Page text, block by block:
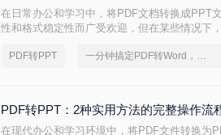
在日常办公和学习中，将PDF文档转换成PPT
性和格式稳定性而广受欢迎，但在某些情况下
成PPT的实用方法。
PDF转PPT 一分钟搞定PDF转Word，这2种简单方法，任意选择
PDF转PPT：2种实用方法的完整操作流
在现代办公和学习环境中，将PDF文件转换为